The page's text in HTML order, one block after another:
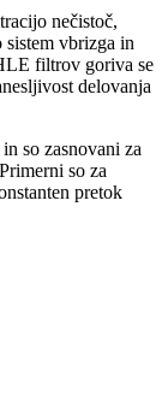
nečistoč,
vbrizga in
filtrov goriva se
delovanja
so zasnovani za
so za
pretok